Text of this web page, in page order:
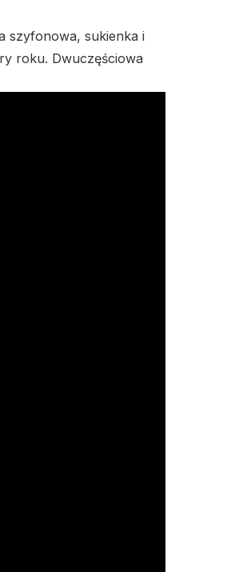
szyfonowa, sukienka i
roku. Dwuczęściowa